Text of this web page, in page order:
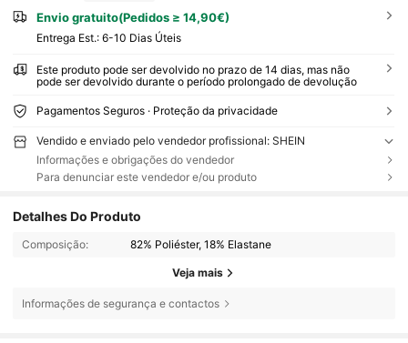
Envio gratuito(Pedidos ≥ 14,90€)
Entrega Est.: 6-10 Dias Úteis
Este produto pode ser devolvido no prazo de 14 dias, mas não
pode ser devolvido durante o período prolongado de devolução
Pagamentos Seguros · Proteção da privacidade
Vendido e enviado pelo vendedor profissional: SHEIN
Informações e obrigações do vendedor
Para denunciar este vendedor e/ou produto
Detalhes Do Produto
Composição: 82% Poliéster, 18% Elastane
Veja mais
Informações de segurança e contactos